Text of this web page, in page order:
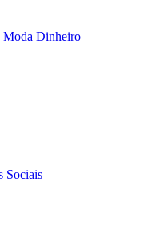
Moda Dinheiro
Sociais